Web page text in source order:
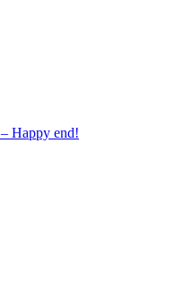
Happy end!